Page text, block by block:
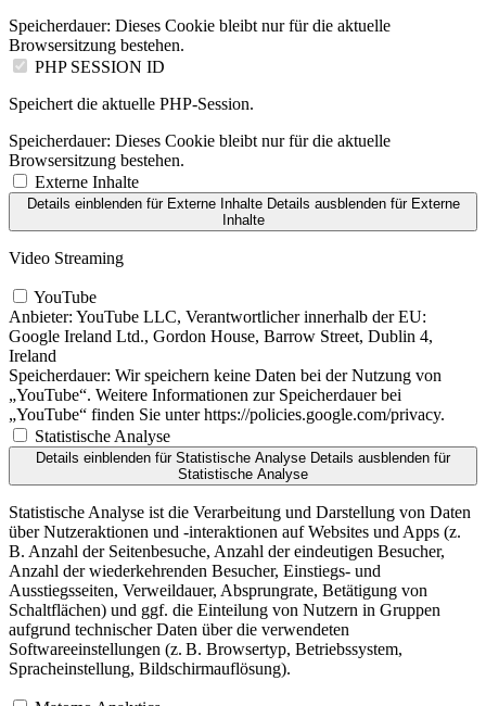
Speicherdauer: Dieses Cookie bleibt nur für die aktuelle
Browsersitzung bestehen.
PHP SESSION ID
Speichert die aktuelle PHP-Session.
Speicherdauer: Dieses Cookie bleibt nur für die aktuelle
Browsersitzung bestehen.
Externe Inhalte
Details einblendenfür Externe Inhalte Details ausblendenfür Externe
Inhalte
Video Streaming
YouTube
Anbieter: YouTube LLC, Verantwortlicher innerhalb der EU:
Google Ireland Ltd., Gordon House, Barrow Street, Dublin 4,
Ireland
Speicherdauer: Wir speichern keine Daten bei der Nutzung von
„YouTube“. Weitere Informationen zur Speicherdauer bei
„YouTube“ finden Sie unter https://policies.google.com/privacy.
Statistische Analyse
Details einblenden für Statistische Analyse Details ausblenden für
Statistische Analyse
Statistische Analyse ist die Verarbeitung und Darstellung von Daten
über Nutzeraktionen und -interaktionen auf Websites und Apps (z.
B. Anzahl der Seitenbesuche, Anzahl der eindeutigen Besucher,
Anzahl der wiederkehrenden Besucher, Einstiegs- und
Ausstiegsseiten, Verweildauer, Absprungrate, Betätigung von
Schaltflächen) und ggf. die Einteilung von Nutzern in Gruppen
aufgrund technischer Daten über die verwendeten
Softwareeinstellungen (z. B. Browsertyp, Betriebssystem,
Spracheinstellung, Bildschirmauflösung).